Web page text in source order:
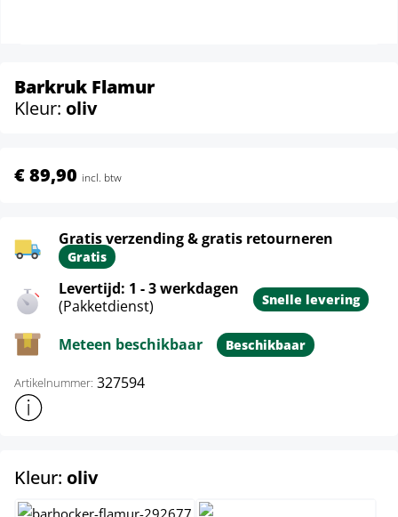
Barkruk Flamur
Kleur: oliv
€ 89,90 incl. btw
Gratis verzending & gratis retourneren
Gratis
Levertijd: 1 - 3 werkdagen
(Pakketdienst)
Snelle levering
Meteen beschikbaar Beschikbaar
Artikelnummer: 327594
Toon meer productinformatie
Kleur: olivselect